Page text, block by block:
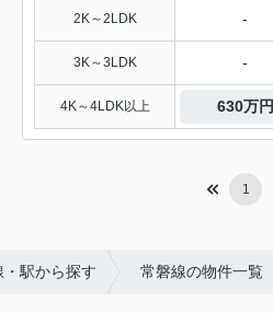
2K～2LDK -
3K～3LDK -
4K～4LDK以上 630万円
1
・駅から探す 常磐線の物件一覧